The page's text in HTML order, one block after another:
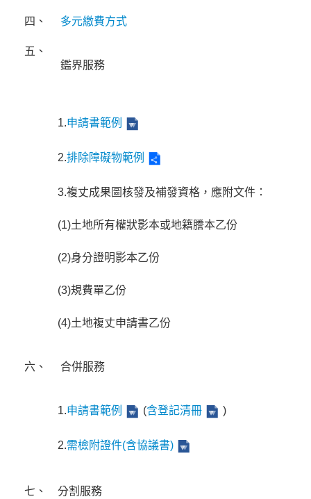
四、 多元繳費方式
五、
鑑界服務
1.申請書範例
2.排除障礙物範例
3.複丈成果圖核發及補發資格，應附文件：
(1)土地所有權狀影本或地籍謄本乙份
(2)身分證明影本乙份
(3)規費單乙份
(4)土地複丈申請書乙份
六、 合併服務
1.申請書範例 (含登記清冊 )
2.需檢附證件(含協議書)
七、 分割服務